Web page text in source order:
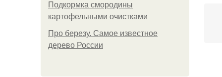
Подкормка смородины
картофельными очистками
Про березу. Самое известное
дерево России